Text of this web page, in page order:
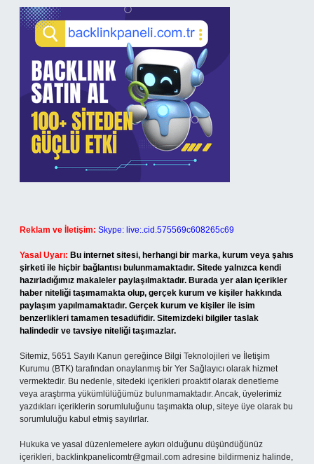
Reklam ve İletişim: Skype: live:.cid.575569c608265c69
Yasal Uyarı: Bu internet sitesi, herhangi bir marka, kurum veya şahıs
şirketi ile hiçbir bağlantısı bulunmamaktadır. Sitede yalnızca kendi
hazırladığımız makaleler paylaşılmaktadır. Burada yer alan içerikler
haber niteliği taşımamakta olup, gerçek kurum ve kişiler hakkında
paylaşım yapılmamaktadır. Gerçek kurum ve kişiler ile isim
benzerlikleri tamamen tesadüfidir. Sitemizdeki bilgiler taslak
halindedir ve tavsiye niteliği taşımazlar.
Sitemiz, 5651 Sayılı Kanun gereğince Bilgi Teknolojileri ve İletişim
Kurumu (BTK) tarafından onaylanmış bir Yer Sağlayıcı olarak hizmet
vermektedir. Bu nedenle, sitedeki içerikleri proaktif olarak denetleme
veya araştırma yükümlülüğümüz bulunmamaktadır. Ancak, üyelerimiz
yazdıkları içeriklerin sorumluluğunu taşımakta olup, siteye üye olarak bu
sorumluluğu kabul etmiş sayılırlar.
Hukuka ve yasal düzenlemelere aykırı olduğunu düşündüğünüz
içerikleri, backlinkpanelicomtr@gmail.com adresine bildirmeniz halinde,